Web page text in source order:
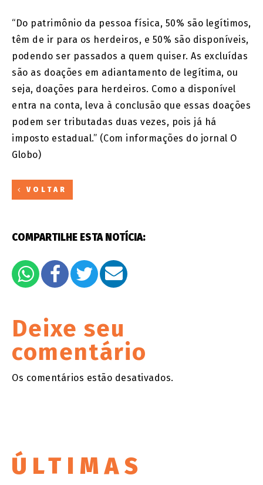
“Do patrimônio da pessoa física, 50% são legítimos,
têm de ir para os herdeiros, e 50% são disponíveis,
podendo ser passados a quem quiser. As excluídas
são as doações em adiantamento de legítima, ou
seja, doações para herdeiros. Como a disponível
entra na conta, leva à conclusão que essas doações
podem ser tributadas duas vezes, pois já há
imposto estadual.” (Com informações do jornal O
Globo)
VOLTAR
COMPARTILHE ESTA NOTÍCIA:
Deixe seu
comentário
Os comentários estão desativados.
ÚLTIMAS